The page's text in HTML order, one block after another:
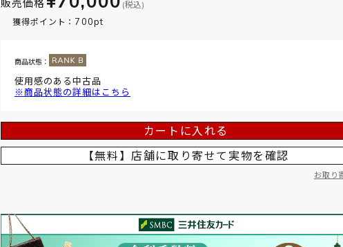
販売価格
(税込)
獲得ポイント： 700pt
商品状態：
使用感のある中古品
※商品状態の詳細はこちら
カートに入れる
【無料】店舗に取り寄せて 実物を確認
お取り